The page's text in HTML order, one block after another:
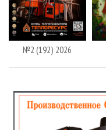
№2 (192) 2026